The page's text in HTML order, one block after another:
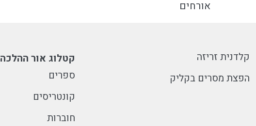
אורחים
קלדנית זריזה
הפצת מסרים בקליק
קטלוג אור ההלכה
ספרים
קונטריסים
חוברות